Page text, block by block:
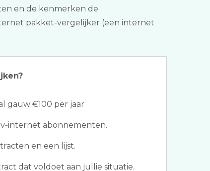
en de kenmerken de
pakket-vergelijker (een internet
gauw €100 per jaar
internet abonnementen.
en een lijst.
dat voldoet aan jullie situatie.